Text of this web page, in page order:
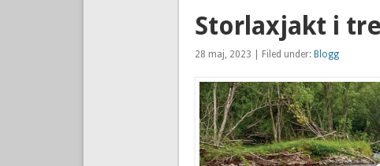
Storlaxjakt i
28 maj, 2023 | Filed under: Blogg